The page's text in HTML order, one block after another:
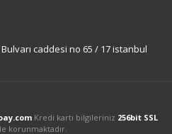
caddesi no 65 / 17 istanbul
Kredi kartı bilgileriniz 256bit SSL
korunmaktadır.